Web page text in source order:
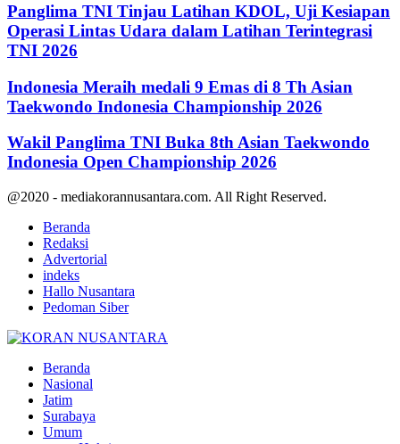
Panglima TNI Tinjau Latihan KDOL, Uji Kesiapan
Operasi Lintas Udara dalam Latihan Terintegrasi
TNI 2026
Indonesia Meraih medali 9 Emas di 8 Th Asian
Taekwondo Indonesia Championship 2026
Wakil Panglima TNI Buka 8th Asian Taekwondo
Indonesia Open Championship 2026
@2020 - mediakorannusantara.com. All Right Reserved.
Beranda
Redaksi
Advertorial
indeks
Hallo Nusantara
Pedoman Siber
Beranda
Nasional
Jatim
Surabaya
Umum